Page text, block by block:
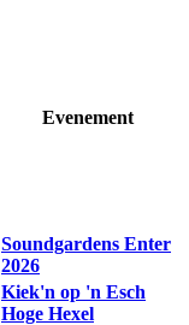
Evenement
Soundgardens Enter
2026
Kiek'n op 'n Esch
Hoge Hexel